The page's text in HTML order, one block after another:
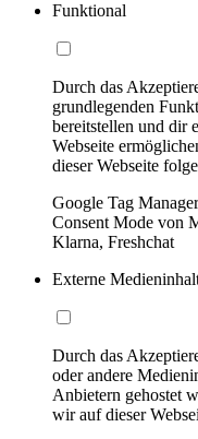
Funktional
Durch das
grundlegenden
bereitstellen und dir
Webseite
dieser Webseite
Google Tag
Consent Mode von
Klarna, Freshchat
Externe
Durch das
oder andere
Anbietern gehostet
wir auf dieser